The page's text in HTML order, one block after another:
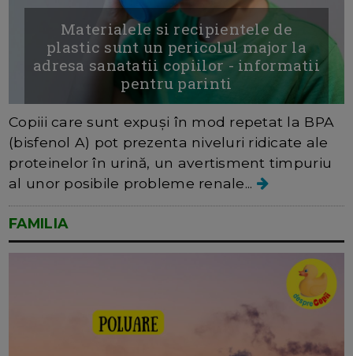
Materialele si recipientele de
plastic sunt un pericolul major la
adresa sanatatii copiilor - informatii
pentru parinti
Copiii care sunt expuși în mod repetat la BPA
(bisfenol A) pot prezenta niveluri ridicate ale
proteinelor în urină, un avertisment timpuriu
al unor posibile probleme renale...
FAMILIA